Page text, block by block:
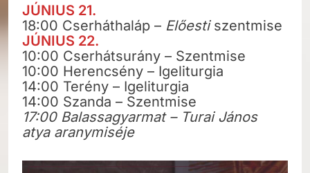
JÚNIUS 21.
18:00 Cserháthaláp – Előesti szentmise
JÚNIUS 22.
10:00 Cserhátsurány – Szentmise
10:00 Herencsény – Igeliturgia
14:00 Terény – Igeliturgia
14:00 Szanda – Szentmise
17:00 Balassagyarmat – Turai János
atya aranymiséje